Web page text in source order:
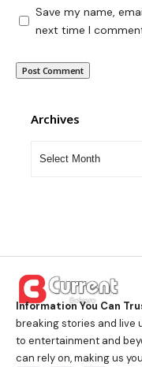
Save my name,
next time I
Archives
Information You Can
breaking stories and live
to entertainment and
can rely on, making us